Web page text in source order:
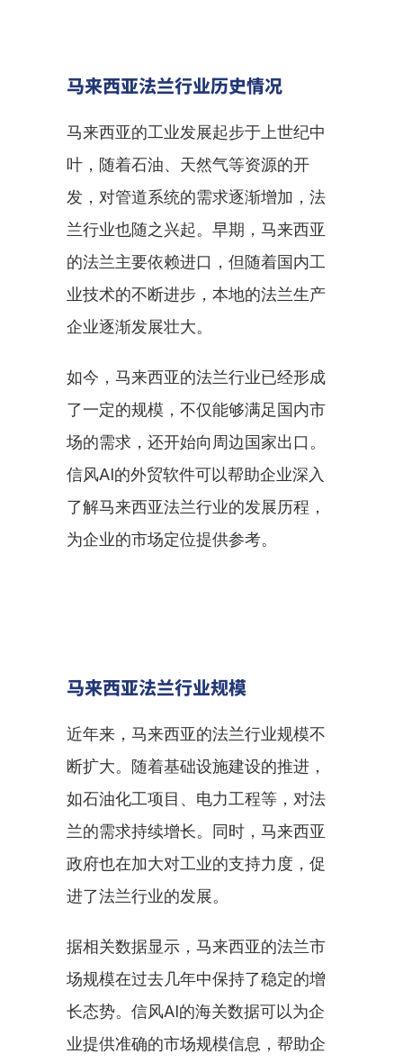
马来西亚法兰行业历史情况
马来西亚的工业发展起步于上世纪中
叶，随着石油、天然气等资源的开
发，对管道系统的需求逐渐增加，法
兰行业也随之兴起。早期，马来西亚
的法兰主要依赖进口，但随着国内工
业技术的不断进步，本地的法兰生产
企业逐渐发展壮大。
如今，马来西亚的法兰行业已经形成
了一定的规模，不仅能够满足国内市
场的需求，还开始向周边国家出口。
信风AI的外贸软件可以帮助企业深入
了解马来西亚法兰行业的发展历程，
为企业的市场定位提供参考。
马来西亚法兰行业规模
近年来，马来西亚的法兰行业规模不
断扩大。随着基础设施建设的推进，
如石油化工项目、电力工程等，对法
兰的需求持续增长。同时，马来西亚
政府也在加大对工业的支持力度，促
进了法兰行业的发展。
据相关数据显示，马来西亚的法兰市
场规模在过去几年中保持了稳定的增
长态势。信风AI的海关数据可以为企
业提供准确的市场规模信息，帮助企